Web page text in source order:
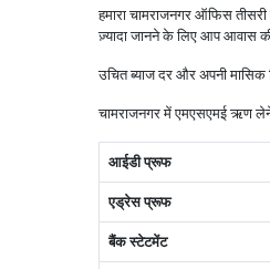
हमारा चामराजनगर ऑफिस
ज़्यादा जानने के लिए आप आवास
उचित ब्याज दर और अपनी
चामराजनगर में एमएसएमई ऋण
आईडी प्रूफ
एड्रेस प्रूफ
बैंक स्टेटमेंट